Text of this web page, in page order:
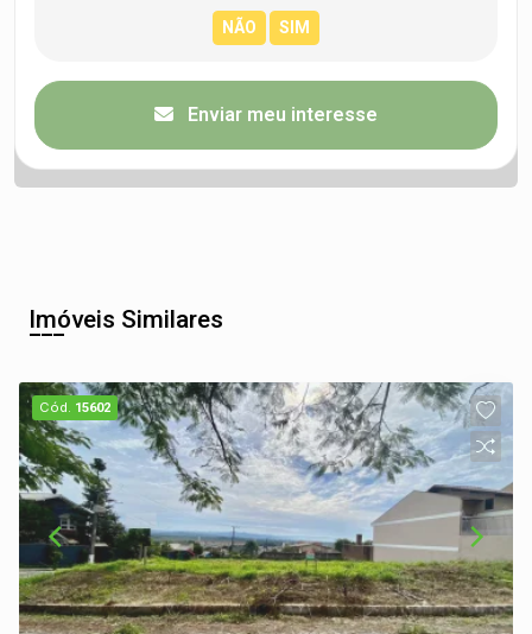
Enviar meu interesse
Imóveis Similares
Cód. 15602